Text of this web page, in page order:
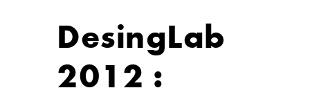
DesingLab
2012 :